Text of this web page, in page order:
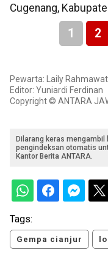
Cugenang,
1 2
Pewarta: Laily
Editor: Yuniardi Ferdinan
Copyright © ANTARA
Dilarang keras
pengindeksan otomatis
Kantor Berita ANTARA.
Tags:
Gempa cianjur